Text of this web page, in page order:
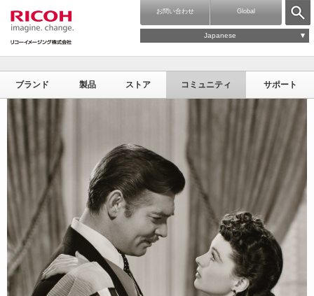
お問い合わせ Global
Japanese
ブランド 製品 ストア コミュニティ サポート